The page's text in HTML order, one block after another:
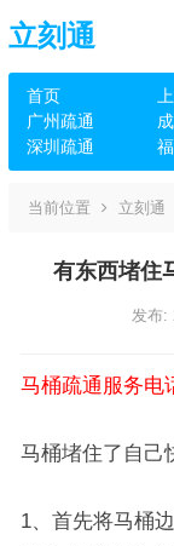
立刻通
首页
广州疏通
深圳疏通
当前位置 立刻通
有东西堵住
发布:
马桶疏通服务电
马桶堵住了自己
1、首先将马桶